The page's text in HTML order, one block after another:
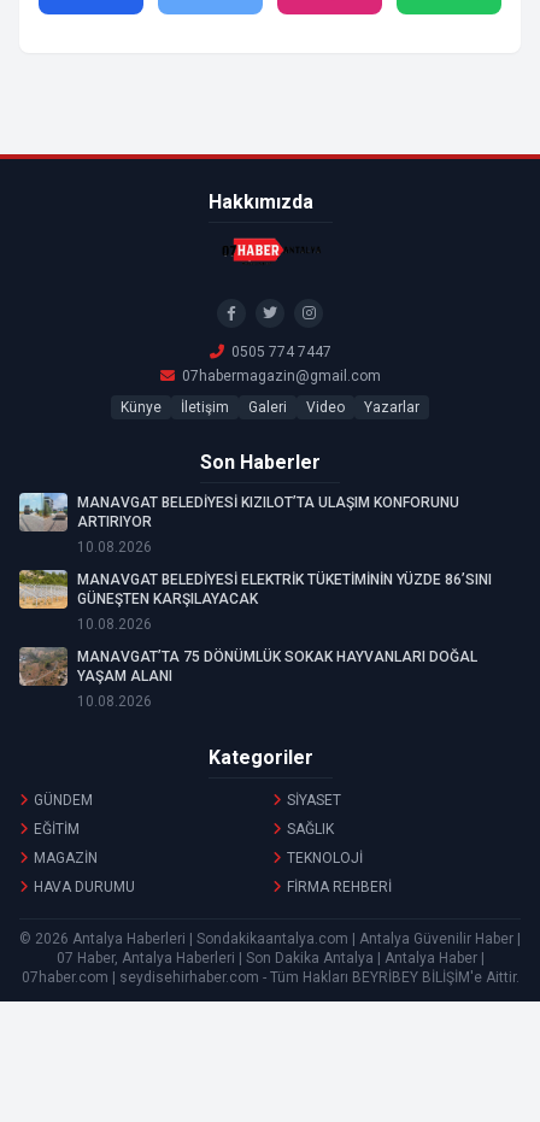
Hakkımızda
0505 774 7447
07habermagazin@gmail.com
Künye
İletişim Galeri Video Yazarlar
Son Haberler
MANAVGAT BELEDİYESİ KIZILOT’TA ULAŞIM KONFORUNU
ARTIRIYOR
10.08.2026
MANAVGAT BELEDİYESİ ELEKTRİK TÜKETİMİNİN YÜZDE 86’SINI
GÜNEŞTEN KARŞILAYACAK
10.08.2026
MANAVGAT’TA 75 DÖNÜMLÜK SOKAK HAYVANLARI DOĞAL
YAŞAM ALANI
10.08.2026
Kategoriler
GÜNDEM
SİYASET
EĞİTİM
SAĞLIK
MAGAZİN
TEKNOLOJİ
HAVA DURUMU
FİRMA REHBERİ
© 2026 Antalya Haberleri | Sondakikaantalya.com | Antalya Güvenilir Haber |
07 Haber, Antalya Haberleri | Son Dakika Antalya | Antalya Haber |
07haber.com | seydisehirhaber.com - Tüm Hakları BEYRİBEY BİLİŞİM 'e Aittir.